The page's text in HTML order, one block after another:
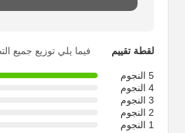
لقطة تقييم فيما يلي توزيع جميع
5 النجوم
4 النجوم
3 النجوم
2 النجوم
1 النجوم